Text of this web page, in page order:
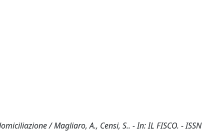
/ Magliaro, A., Censi, S.. - In: IL FISCO. - ISSN